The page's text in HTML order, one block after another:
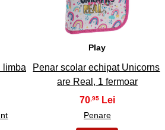
limba
Play
Penar scolar echipat Unicorns
are Real, 1 fermoar
70,95
Penare